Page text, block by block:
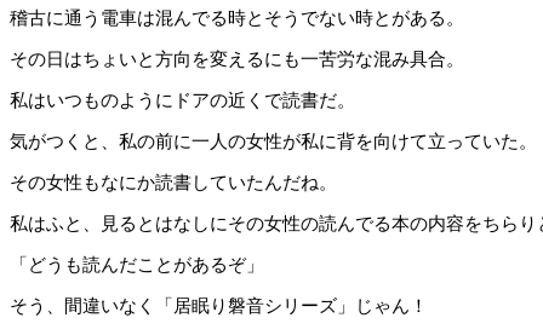
稽古に通う電車は混んでる時とそうでない時とがある。
その日はちょいと方向を変えるにも一苦労な混み具合。
私はいつものようにドアの近くで読書だ。
気がつくと、私の前に一人の女性が私に背を向けて立っていた。
その女性もなにか読書していたんだね。
私はふと、見るとはなしにその女性の読んでる本の内容をちらり
「どうも読んだことがあるぞ」
そう、間違いなく「居眠り磐音シリーズ」じゃん！